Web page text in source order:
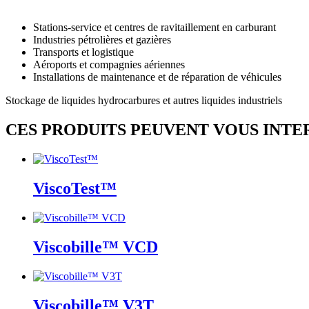
Stations-service et centres de ravitaillement en carburant
Industries pétrolières et gazières
Transports et logistique
Aéroports et compagnies aériennes
Installations de maintenance et de réparation de véhicules
Stockage de liquides hydrocarbures et autres liquides industriels
CES PRODUITS PEUVENT VOUS
ViscoTest™
Viscobille™ VCD
Viscobille™ V3T